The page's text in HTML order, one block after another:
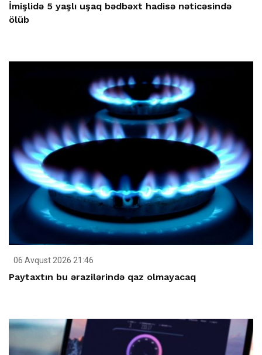
İmişlidə 5 yaşlı uşaq bədbəxt hadisə nəticəsində
ölüb
06 Avqust 2026 21:46
Paytaxtın bu ərazilərində qaz olmayacaq